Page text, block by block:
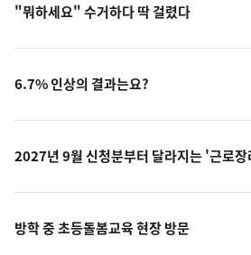
"뭐하세요" 수거하다 딱 걸렸다
6.7% 인상의 결과는요?
2027년 9월 신청분부터 달라지는 '근로
방학 중 초등돌봄교육 현장 방문